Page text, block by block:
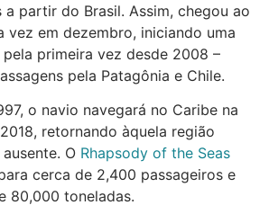
a partir do Brasil. Assim, chegou ao
vez em dezembro, iniciando uma
primeira vez desde 2008 –
pela Patagônia e Chile.
o navio navegará no Caribe na
retornando àquela região
O Rhapsody of the Seas
cerca de 2,400 passageiros e
80,000 toneladas.